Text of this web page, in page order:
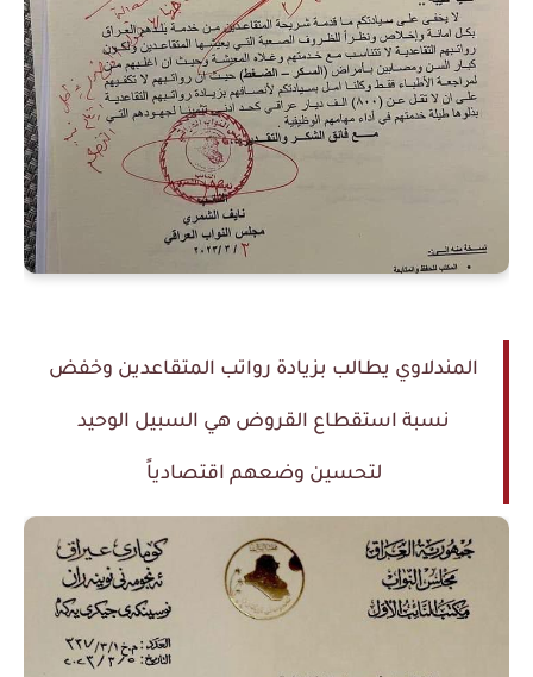
المندلاوي يطالب بزيادة رواتب المتقاعدين وخفض
نسبة استقطاع القروض هي السبيل الوحيد
لتحسين وضعهم اقتصادياً